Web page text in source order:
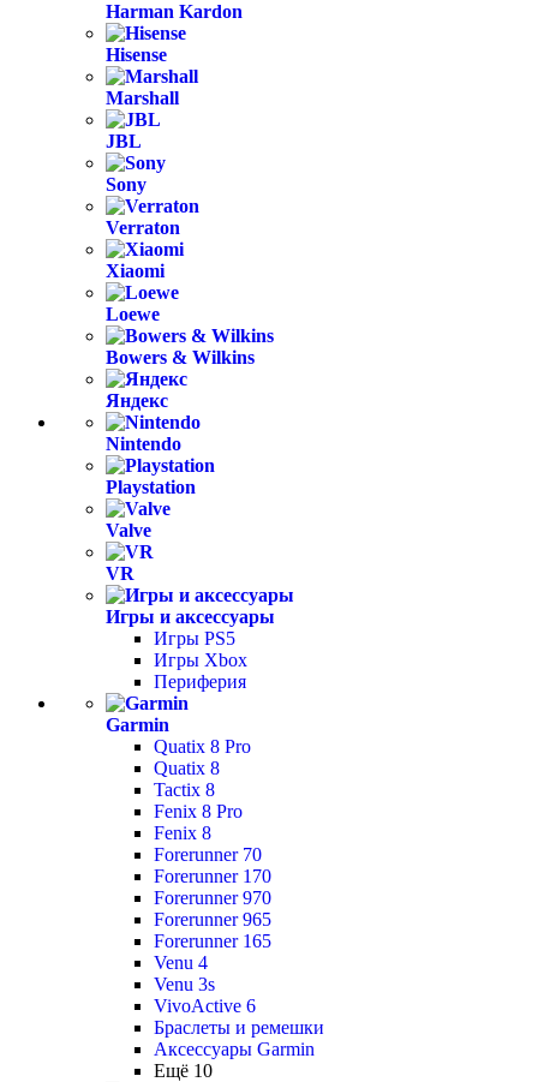
Harman Kardon
Hisense
Marshall
JBL
Sony
Verraton
Xiaomi
Loewe
Bowers & Wilkins
Яндекс
Nintendo
Playstation
Valve
VR
Игры и аксессуары
Игры PS5
Игры Xbox
Периферия
Garmin
Quatix 8 Pro
Quatix 8
Tactix 8
Fenix 8 Pro
Fenix 8
Forerunner 70
Forerunner 170
Forerunner 970
Forerunner 965
Forerunner 165
Venu 4
Venu 3s
VivoActive 6
Браслеты и ремешки
Аксессуары Garmin
Ещё 10